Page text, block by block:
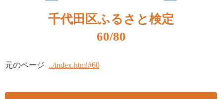
千代田区ふるさと検定
60/80
元のページ ../index.html#60